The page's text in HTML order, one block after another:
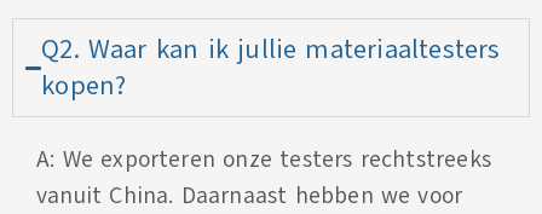
Q2. Waar kan ik jullie materiaaltesters
kopen?
A: We exporteren onze testers rechtstreeks
vanuit China. Daarnaast hebben we voor